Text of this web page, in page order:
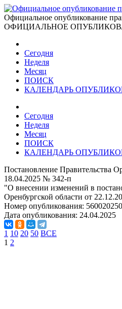
Официальное опубликование
ОФИЦИАЛЬНОЕ
Сегодня
Неделя
Месяц
ПОИСК
КАЛЕНДАРЬ
Сегодня
Неделя
Месяц
ПОИСК
КАЛЕНДАРЬ
Постановление Правительства
18.04.2025 № 342-п
"О внесении изменений в
Оренбургской области от
Номер опубликования:
Дата опубликования: 24.04.2025
1 10 20 50 ВСЕ
1 2